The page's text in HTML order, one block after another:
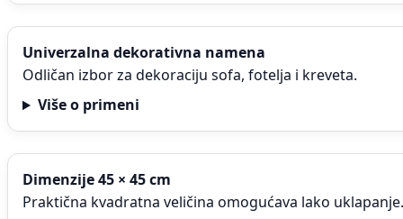
Univerzalna dekorativna namena
Odličan izbor za dekoraciju sofa, fotelja i kreveta.
Više o primeni
Dimenzije 45 × 45 cm
Praktična kvadratna veličina omogućava lako uklapanje.